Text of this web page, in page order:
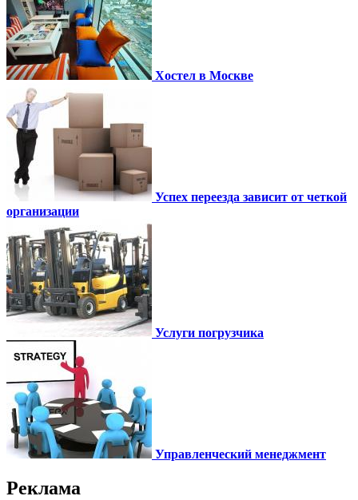
Хостел в Москве
Успех переезда зависит от четкой
организации
Услуги погрузчика
Управленческий менеджмент
Реклама